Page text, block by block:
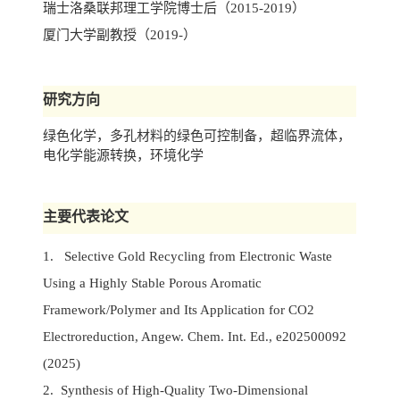
瑞士洛桑联邦理工学院博士后（2015-2019）
厦门大学副教授（2019-）
研究方向
绿色化学，多孔材料的绿色可控制备，超临界流体，
电化学能源转换，环境化学
主要代表论文
1. Selective Gold Recycling from Electronic Waste
Using a Highly Stable Porous Aromatic
Framework/Polymer and Its Application for CO2
Electroreduction, Angew. Chem. Int. Ed., e202500092
(2025)
2. Synthesis of High-Quality Two-Dimensional